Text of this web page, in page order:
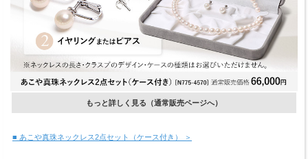
もっと詳しく見る（通常販売ページへ）
■ あこや真珠ネックレス2点セット（ケース付き） ＞